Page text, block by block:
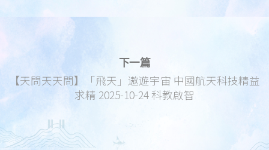
下一篇
【天問天天問】「飛天」遨遊宇宙 中國航天科技精益
求精 2025-10-24 科教啟智